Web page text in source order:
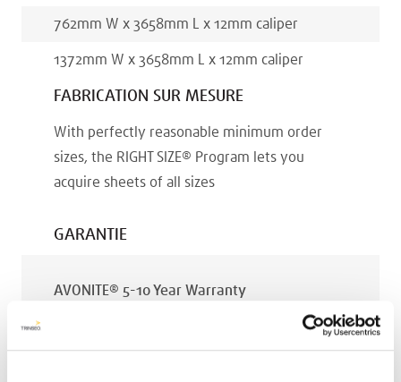
762mm W x 3658mm L x 12mm caliper
1372mm W x 3658mm L x 12mm caliper
FABRICATION SUR MESURE
With perfectly reasonable minimum order
sizes, the RIGHT SIZE® Program lets you
acquire sheets of all sizes
GARANTIE
AVONITE® 5-10 Year Warranty
DATE PUBLIÉE: